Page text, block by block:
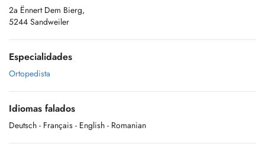
2a Ënnert Dem Bierg,
5244 Sandweiler
Especialidades
Ortopedista
Idiomas falados
Deutsch - Français - English - Romanian